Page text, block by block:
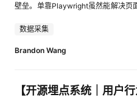
壁垒。单靠Playwright虽然能解决页
理架构，亮数据内置的代理池能适
理标识发起，不用额外改解析脚本。 用Playwright写好金融资讯的解析逻辑
的功夫。
数据采集
Brandon Wang
【开源埋点系统｜用户